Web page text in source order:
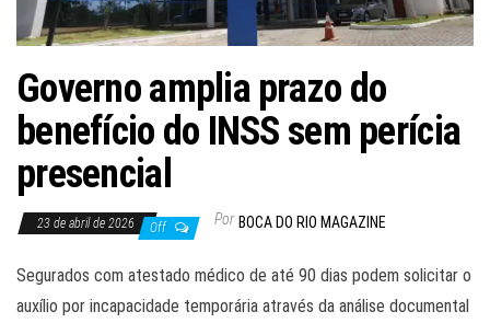
Governo amplia prazo do
benefício do INSS sem perícia
presencial
23 de abril de 2026 Off Por BOCA DO RIO MAGAZINE
Segurados com atestado médico de até 90 dias podem solicitar o
auxílio por incapacidade temporária através da análise documental